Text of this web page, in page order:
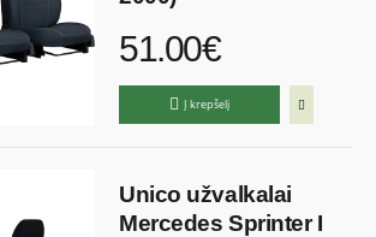
51.00€
Į krepšelį
Unico užvalkalai
Mercedes Sprinter I